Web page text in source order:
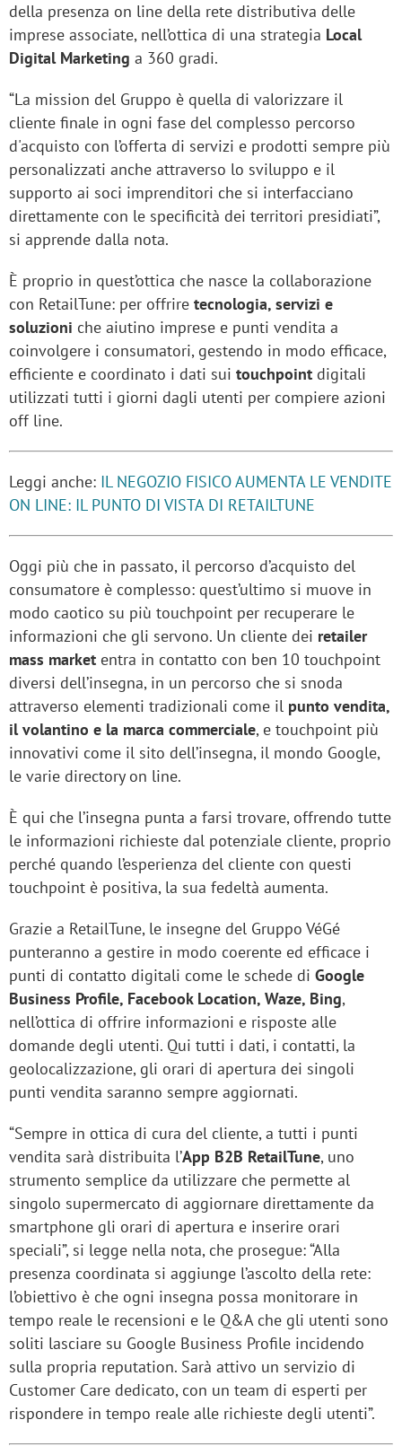
della presenza on line della rete distributiva delle
imprese associate, nell’ottica di una strategia Local
Digital Marketing a 360 gradi.
“La mission del Gruppo è quella di valorizzare il
cliente finale in ogni fase del complesso percorso
d'acquisto con l’offerta di servizi e prodotti sempre più
personalizzati anche attraverso lo sviluppo e il
supporto ai soci imprenditori che si interfacciano
direttamente con le specificità dei territori presidiati”,
si apprende dalla nota.
È proprio in quest’ottica che nasce la collaborazione
con RetailTune: per offrire tecnologia, servizi e
soluzioni che aiutino imprese e punti vendita a
coinvolgere i consumatori, gestendo in modo efficace,
efficiente e coordinato i dati sui touchpoint digitali
utilizzati tutti i giorni dagli utenti per compiere azioni
off line.
Leggi anche: IL NEGOZIO FISICO AUMENTA LE VENDITE
ON LINE: IL PUNTO DI VISTA DI RETAILTUNE
Oggi più che in passato, il percorso d’acquisto del
consumatore è complesso: quest’ultimo si muove in
modo caotico su più touchpoint per recuperare le
informazioni che gli servono. Un cliente dei retailer
mass market entra in contatto con ben 10 touchpoint
diversi dell’insegna, in un percorso che si snoda
attraverso elementi tradizionali come il punto vendita,
il volantino e la marca commerciale, e touchpoint più
innovativi come il sito dell’insegna, il mondo Google,
le varie directory on line.
È qui che l’insegna punta a farsi trovare, offrendo tutte
le informazioni richieste dal potenziale cliente, proprio
perché quando l’esperienza del cliente con questi
touchpoint è positiva, la sua fedeltà aumenta.
Grazie a RetailTune, le insegne del Gruppo VéGé
punteranno a gestire in modo coerente ed efficace i
punti di contatto digitali come le schede di Google
Business Profile, Facebook Location, Waze, Bing,
nell’ottica di offrire informazioni e risposte alle
domande degli utenti. Qui tutti i dati, i contatti, la
geolocalizzazione, gli orari di apertura dei singoli
punti vendita saranno sempre aggiornati.
“Sempre in ottica di cura del cliente, a tutti i punti
vendita sarà distribuita l’App B2B RetailTune, uno
strumento semplice da utilizzare che permette al
singolo supermercato di aggiornare direttamente da
smartphone gli orari di apertura e inserire orari
speciali”, si legge nella nota, che prosegue: “Alla
presenza coordinata si aggiunge l’ascolto della rete:
l’obiettivo è che ogni insegna possa monitorare in
tempo reale le recensioni e le Q&A che gli utenti sono
soliti lasciare su Google Business Profile incidendo
sulla propria reputation. Sarà attivo un servizio di
Customer Care dedicato, con un team di esperti per
rispondere in tempo reale alle richieste degli utenti”.